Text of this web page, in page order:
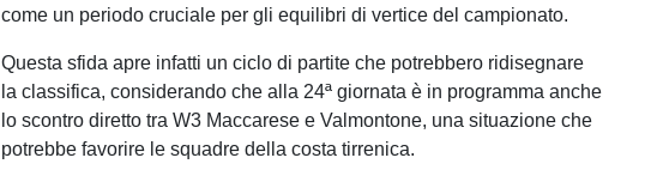
come un periodo cruciale per gli equilibri di vertice del campionato.
Questa sfida apre infatti un ciclo di partite che potrebbero ridisegnare
la classifica, considerando che alla 24ª giornata è in programma anche
lo scontro diretto tra W3 Maccarese e Valmontone, una situazione che
potrebbe favorire le squadre della costa tirrenica.